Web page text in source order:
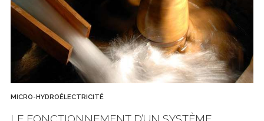
MICRO-HYDROÉLECTRICITÉ